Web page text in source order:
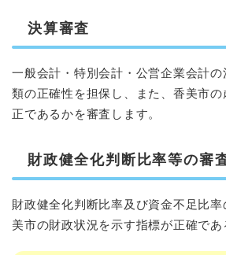
決算審査
一般会計・特別会計・公営企業会計
類の正確性を担保し、また、香美市
正であるかを審査します。
財政健全化判断比率等の審
財政健全化判断比率及び資金不足比
美市の財政状況を示す指標が正確であ